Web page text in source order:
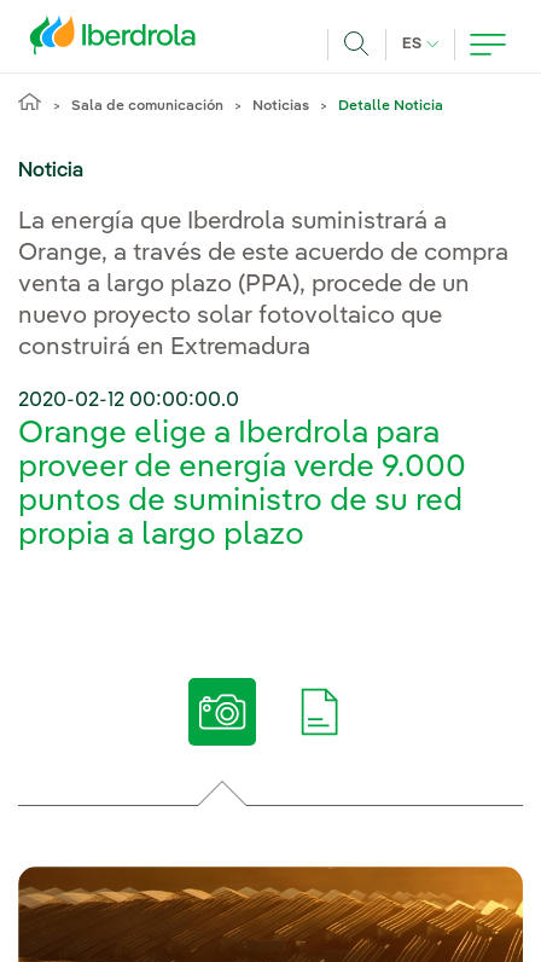
ES IDIOMA
Sala de comunicación Noticias Detalle Noticia
Noticia
La energía que Iberdrola suministrará a
Orange, a través de este acuerdo de compra
venta a largo plazo (PPA), procede de un
nuevo proyecto solar fotovoltaico que
construirá en Extremadura
2020-02-12 00:00:00.0
Orange elige a Iberdrola para
proveer de energía verde 9.000
puntos de suministro de su red
propia a largo plazo